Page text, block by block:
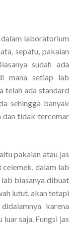
laboratorium
sepatu, pakaian
sudah ada
mana setiap lab
telah ada standard
sehingga banyak
dan tidak tercemar
pakaian atau jas
dalam lab
lab biasanya dibuat
lutut. akan tetapi
karena
saja. Fungsi jas